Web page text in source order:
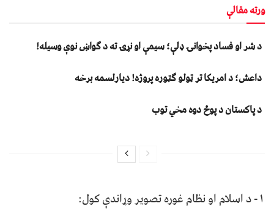
ورته مقالې
د شر او فساد پخوانۍ ډلې؛ سیمې او نړۍ ته د ګواښ نوې وسیله!
داعش؛ د امریکا تر ټولو ګټوره پروژه! دیارلسمه برخه
د پاکستان د پوځ دوه مخي توب
۱- د اسلام او نظام غوره تصویر وړاندې کول: